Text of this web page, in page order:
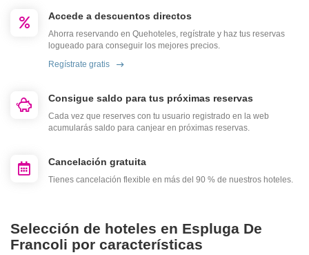
Accede a descuentos directos
Ahorra reservando en Quehoteles, regístrate y haz tus reservas
logueado para conseguir los mejores precios.
Regístrate gratis
Consigue saldo para tus próximas reservas
Cada vez que reserves con tu usuario registrado en la web
acumularás saldo para canjear en próximas reservas.
Cancelación gratuita
Tienes cancelación flexible en más del 90 % de nuestros hoteles.
Selección de hoteles en Espluga De
Francoli por características